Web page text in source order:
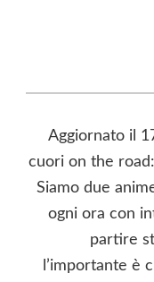
Aggiornato il
cuori on the
Siamo due
ogni ora con
partire
l’importante è